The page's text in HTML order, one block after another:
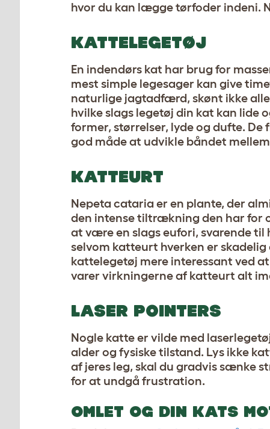
hvor du kan lægge tørfoder indeni.
KATTELEGETØJ
En indendørs kat har brug for
mest simple legesager kan give
naturlige jagtadfærd, skønt ikke
hvilke slags legetøj din kat kan lide
former, størrelser, lyde og dufte. De
god måde at udvikle båndet
KATTEURT
Nepeta cataria er en plante, der
den intense tiltrækning den har for
at være en slags eufori, svarende
selvom katteurt hverken er
kattelegetøj mere interessant ved
varer virkningerne af katteurt alt
LASER POINTERS
Nogle katte er vilde med
alder og fysiske tilstand. Lys ikke
af jeres leg, skal du gradvis sænke
for at undgå frustration.
OMLET OG DIN KATS